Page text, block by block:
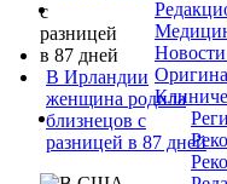
В Ирландии
женщина родила
близнецов с
разницей в 87 дней